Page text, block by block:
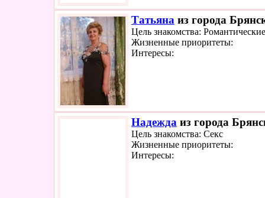
Татьяна из города
Цель знакомства:
Жизненные приоритеты:
Интересы:
Надежда из города
Цель знакомства: Секс
Жизненные приоритеты:
Интересы: